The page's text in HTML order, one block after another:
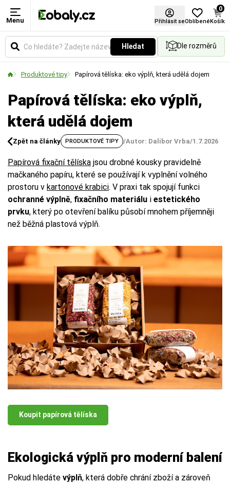
Menu Přihlásit seOblíbené
0
Košík
Hledat Dle rozměrů
Produktové tipy Papírová tělíska: eko výplň, která udělá dojem
Papírová tělíska: eko výplň,
která udělá dojem
Zpět na články PRODUKTOVÉ TIPY /Autor: Dalibor Vrba/1.7.2026
Papírová fixační tělíska jsou drobné kousky pravidelně
mačkaného papíru, které se používají k vyplnění volného
prostoru v kartonové krabici. V praxi tak spojují funkci
ochranné výplně, fixačního materiálu i estetického
prvku, který po otevření balíku působí mnohem příjemněji
než běžná plastová výplň.
Koupit papírová tělíska
Ekologická výplň pro moderní balení
Pokud hledáte výplň, která dobře chrání zboží a zároveň